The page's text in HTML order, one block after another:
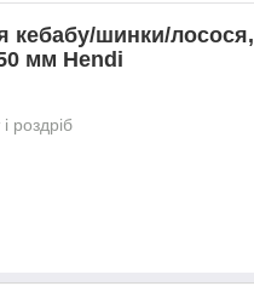
кебабу/шинки/лосося,
мм Hendi
роздріб